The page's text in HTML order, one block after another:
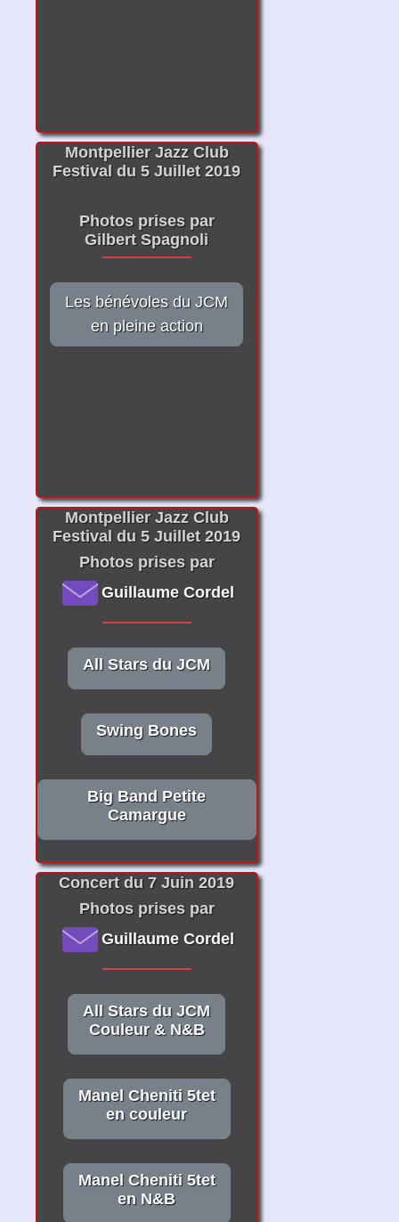
Montpellier Jazz Club
Festival du 5 Juillet 2019
Photos prises par
Gilbert Spagnoli
Les bénévoles du JCM
en pleine action
Montpellier Jazz Club
Festival du 5 Juillet 2019
Photos prises par
Guillaume Cordel
All Stars du JCM
Swing Bones
Big Band Petite
Camargue
Concert du 7 Juin 2019
Photos prises par
Guillaume Cordel
All Stars du JCM
Couleur & N&B
Manel Cheniti 5tet
en couleur
Manel Cheniti 5tet
en N&B